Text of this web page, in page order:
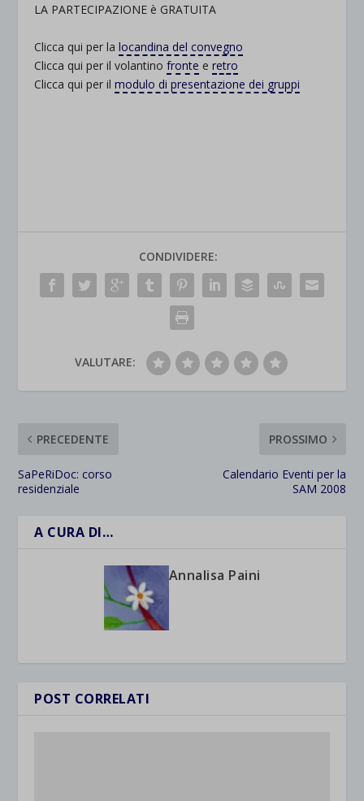
LA PARTECIPAZIONE è GRATUITA
Clicca qui per lalocandina del convegno
Clicca qui per il volantinofronte eretro
Clicca qui per ilmodulo di presentazione dei gruppi
CONDIVIDERE:
VALUTARE:
PRECEDENTE
SaPeRiDoc: corso
residenziale
PROSSIMO
Calendario Eventi per la
SAM 2008
A CURA DI…
Annalisa Paini
POST CORRELATI